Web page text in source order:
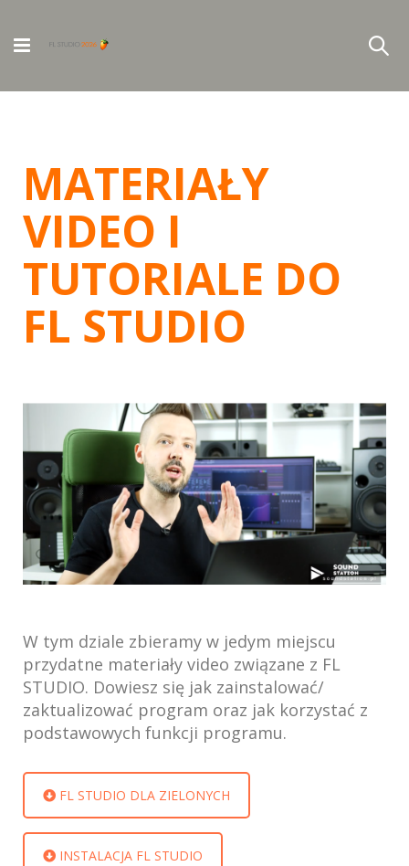
MATERIAŁY
VIDEO I
TUTORIALE DO
FL STUDIO
W tym dziale zbieramy w jedym miejscu
przydatne materiały video związane z FL
STUDIO. Dowiesz się jak zainstalować/
zaktualizować program oraz jak korzystać z
podstawowych funkcji programu.
FL STUDIO DLA ZIELONYCH
INSTALACJA FL STUDIO